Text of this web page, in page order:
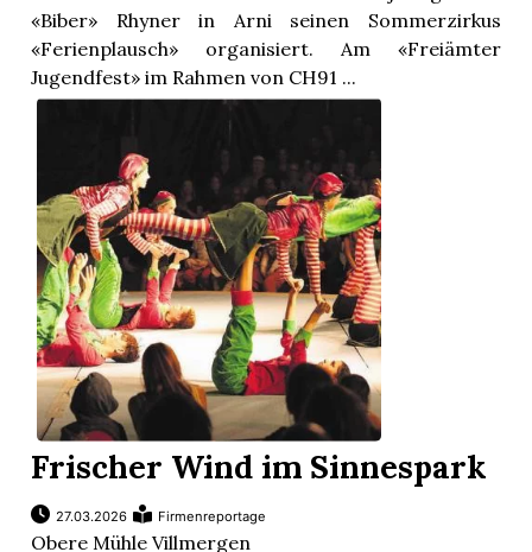
«Biber» Rhyner in Arni seinen Sommerzirkus
«Ferienplausch» organisiert. Am «Freiämter
Jugendfest» im Rahmen von CH91 ...
Frischer Wind im Sinnespark
27.03.2026 Firmenreportage
Obere Mühle Villmergen